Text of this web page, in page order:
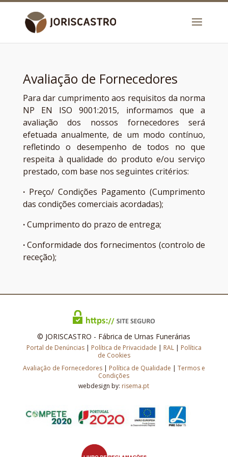
Avaliação de Fornecedores
Para dar cumprimento aos requisitos da norma
NP EN ISO 9001:2015, informamos que a
avaliação dos nossos fornecedores será
efetuada anualmente, de um modo contínuo,
refletindo o desempenho de todos no que
respeita à qualidade do produto e/ou serviço
prestado, com base nos seguintes critérios:
·Preço/ Condições Pagamento (Cumprimento
das condições comerciais acordadas);
·Cumprimento do prazo de entrega;
·Conformidade dos fornecimentos (controlo de
receção);
© JORISCASTRO - Fábrica de Urnas Funerárias
Portal de Denúncias| Política de Privacidade | RAL| Política
de Cookies
Avaliação de Fornecedores| Política de Qualidade | Termos e
Condições
webdesign by: risema.pt